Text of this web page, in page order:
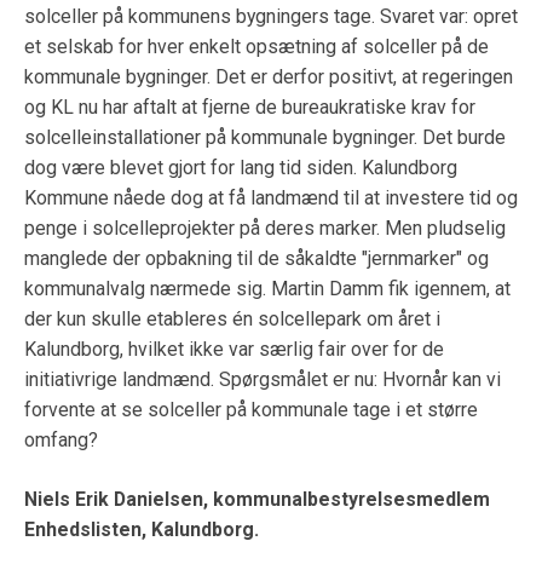
solceller på kommunens bygningers tage. Svaret var: opret
et selskab for hver enkelt opsætning af solceller på de
kommunale bygninger. Det er derfor positivt, at regeringen
og KL nu har aftalt at fjerne de bureaukratiske krav for
solcelleinstallationer på kommunale bygninger. Det burde
dog være blevet gjort for lang tid siden. Kalundborg
Kommune nåede dog at få landmænd til at investere tid og
penge i solcelleprojekter på deres marker. Men pludselig
manglede der opbakning til de såkaldte "jernmarker" og
kommunalvalg nærmede sig. Martin Damm fik igennem, at
der kun skulle etableres én solcellepark om året i
Kalundborg, hvilket ikke var særlig fair over for de
initiativrige landmænd. Spørgsmålet er nu: Hvornår kan vi
forvente at se solceller på kommunale tage i et større
omfang?
Niels Erik Danielsen, kommunalbestyrelsesmedlem
Enhedslisten, Kalundborg.